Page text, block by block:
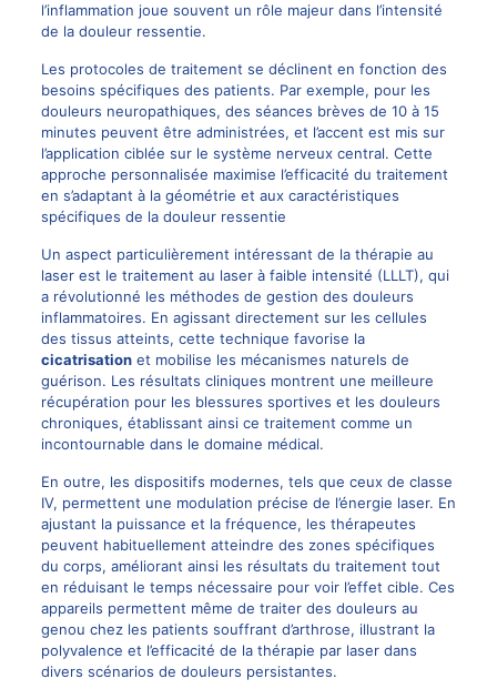
l’inflammation joue souvent un rôle majeur dans l’intensité
de la douleur ressentie.
Les protocoles de traitement se déclinent en fonction des
besoins spécifiques des patients. Par exemple, pour les
douleurs neuropathiques, des séances brèves de 10 à 15
minutes peuvent être administrées, et l’accent est mis sur
l’application ciblée sur le système nerveux central. Cette
approche personnalisée maximise l’efficacité du traitement
en s’adaptant à la géométrie et aux caractéristiques
spécifiques de la douleur ressentie
Un aspect particulièrement intéressant de la thérapie au
laser est le traitement au laser à faible intensité (LLLT), qui
a révolutionné les méthodes de gestion des douleurs
inflammatoires. En agissant directement sur les cellules
des tissus atteints, cette technique favorise la
cicatrisationet mobilise les mécanismes naturels de
guérison. Les résultats cliniques montrent une meilleure
récupération pour les blessures sportives et les douleurs
chroniques, établissant ainsi ce traitement comme un
incontournable dans le domaine médical.
En outre, les dispositifs modernes, tels que ceux de classe
IV, permettent une modulation précise de l’énergie laser. En
ajustant la puissance et la fréquence, les thérapeutes
peuvent habituellement atteindre des zones spécifiques
du corps, améliorant ainsi les résultats du traitement tout
en réduisant le temps nécessaire pour voir l’effet cible. Ces
appareils permettent même de traiter des douleurs au
genou chez les patients souffrant d’arthrose, illustrant la
polyvalence et l’efficacité de la thérapie par laser dans
divers scénarios de douleurs persistantes.